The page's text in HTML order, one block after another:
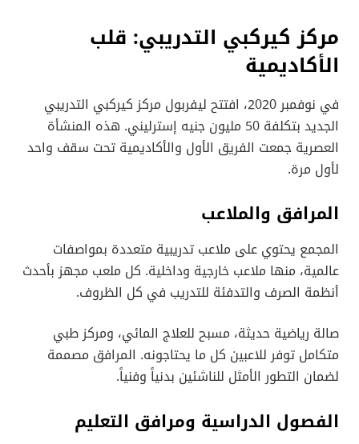
مركز كيركبي التدريبي: قلب
الأكاديمية
في نوفمبر 2020، افتتح ليفربول مركز كيركبي التدريبي
الجديد بتكلفة 50 مليون جنيه إسترليني. هذه المنشأة
العصرية جمعت الفريق الأول والأكاديمية تحت سقف واحد
لأول مرة.
المرافق والملاعب
المجمع يحتوي على ملاعب تدريبية متعددة بمواصفات
عالمية، منها ملاعب خارجية وداخلية. كل ملعب مجهز بأحدث
أنظمة الصرف والتدفئة للتدريب في كل الظروف.
صالة رياضية حديثة، مسبح للعلاج المائي، ومركز طبي
متكامل توفر للاعبين كل ما يحتاجونه. المرافق مصممة
لضمان التطور الأمثل للناشئين بدنياً وفنياً.
الفصول الدراسية ومرافق التعليم